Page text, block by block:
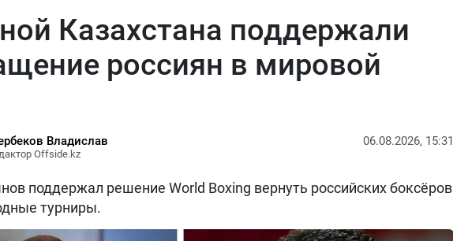
Казахстана поддержали
россиян в мировой
Владислав
Offside.kz
06.08.2026, 15:31
поддержал решение World Boxing вернуть российских боксёров
турниры.